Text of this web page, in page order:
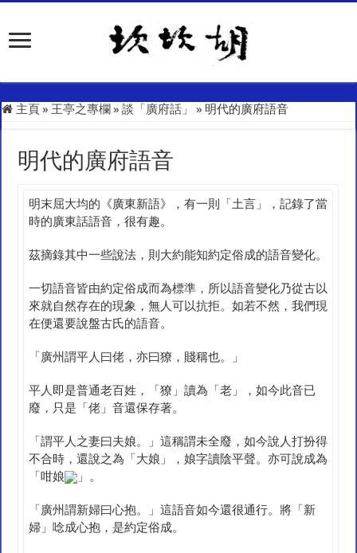
主頁 » 王亭之專欄 » 談「廣府話」 » 明代的廣府語音
明代的廣府語音
明末屈大均的《廣東新語》，有一則「土言」，記錄了當
時的廣東話語音，很有趣。
茲摘錄其中一些說法，則大約能知約定俗成的語音變化。
一切語音皆由約定俗成而為標準，所以語音變化乃從古以
來就自然存在的現象，無人可以抗拒。如若不然，我們現
在便還要說盤古氏的語音。
「廣州謂平人曰佬，亦曰獠，賤稱也。」
平人即是普通老百姓，「獠」讀為「老」，如今此音已
廢，只是「佬」音還保存著。
「謂平人之妻曰夫娘。」這稱謂未全廢，如今說人打扮得
不合時，還說之為「大娘」，娘字讀陰平聲。亦可說成為
「咁娘
」。
「廣州謂新婦曰心抱。」這語音如今還很通行。將「新
婦」唸成心抱，是約定俗成。